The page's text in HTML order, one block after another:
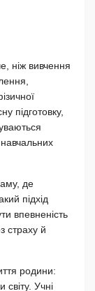
ніж вивчення
підготовку,
де
підхід
впевненість
страху й
родини:
світу. Учні